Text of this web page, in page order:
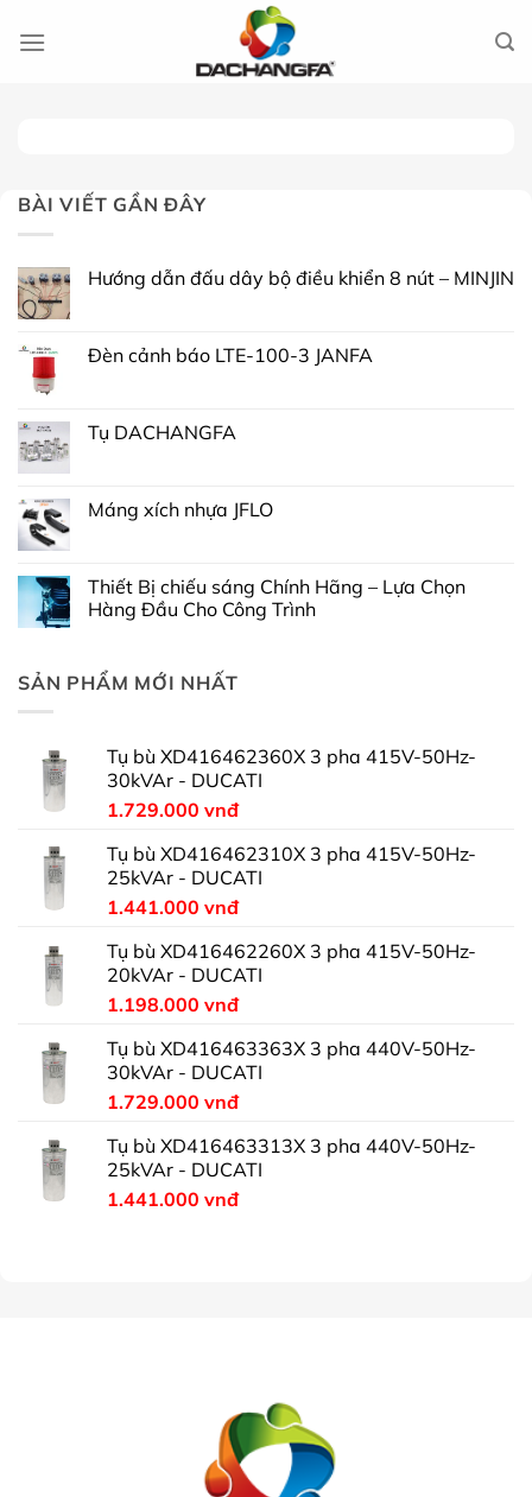
đến
BÀI VIẾT GẦN ĐÂY
Hướng dẫn đấu dây bộ điều khiển 8 nút – MINJIN
Đèn cảnh báo LTE-100-3 JANFA
Tụ DACHANGFA
Máng xích nhựa JFLO
Thiết Bị chiếu sáng Chính Hãng – Lựa Chọn
Hàng Đầu Cho Công Trình
SẢN PHẨM MỚI NHẤT
Tụ bù XD416462360X 3 pha 415V-50Hz-
30kVAr - DUCATI
1.729.000 vnđ
Tụ bù XD416462310X 3 pha 415V-50Hz-
25kVAr - DUCATI
1.441.000 vnđ
Tụ bù XD416462260X 3 pha 415V-50Hz-
20kVAr - DUCATI
1.198.000 vnđ
Tụ bù XD416463363X 3 pha 440V-50Hz-
30kVAr - DUCATI
1.729.000 vnđ
Tụ bù XD416463313X 3 pha 440V-50Hz-
25kVAr - DUCATI
1.441.000 vnđ